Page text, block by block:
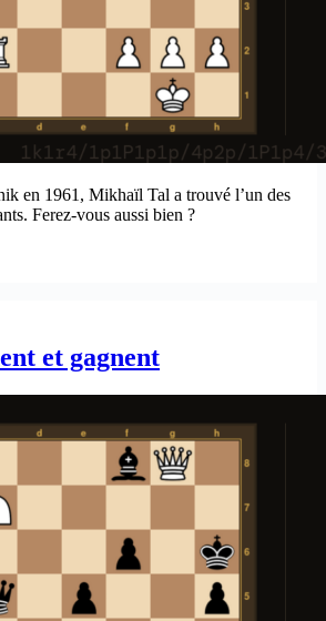
en 1961, Mikhaïl Tal a trouvé l’un des
Ferez-vous aussi bien ?
et gagnent